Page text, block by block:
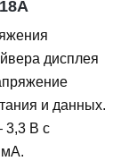
дисплея
и данных.
3,3 В с